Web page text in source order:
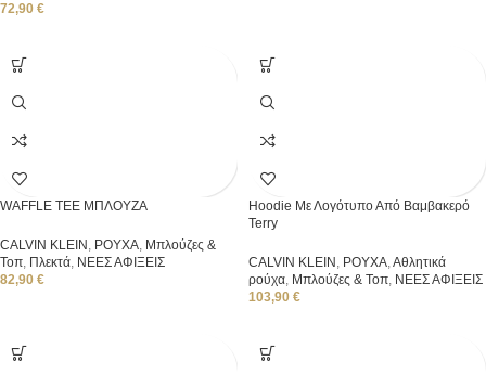
72,90 €
WAFFLE TEE ΜΠΛΟΥΖΑ
CALVIN KLEIN , ΡΟΥΧΑ, Μπλούζες &
Τοπ, Πλεκτά, ΝΕΕΣ ΑΦΙΞΕΙΣ
82,90 €
Hoodie Με Λογότυπο Από Βαμβακερό
Terry
CALVIN KLEIN , ΡΟΥΧΑ,Αθλητικά
ρούχα, Μπλούζες & Τοπ, ΝΕΕΣ ΑΦΙΞΕΙΣ
103,90 €